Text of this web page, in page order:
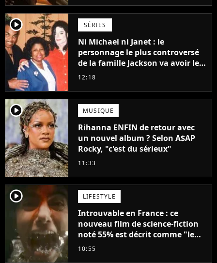
player2 SÉRIES
Ni Michael ni Janet : le
personnage le plus controversé
de la famille Jackson va avoir le
droit à sa propre série
12:18
player2 MUSIQUE
Rihanna ENFIN de retour avec
un nouvel album ? Selon A$AP
Rocky, "c'est du sérieux"
11:33
player2 LIFESTYLE
Introuvable en France : ce
nouveau film de science-fiction
noté 55% est décrit comme "le
plus stupide de l'année"
10:55